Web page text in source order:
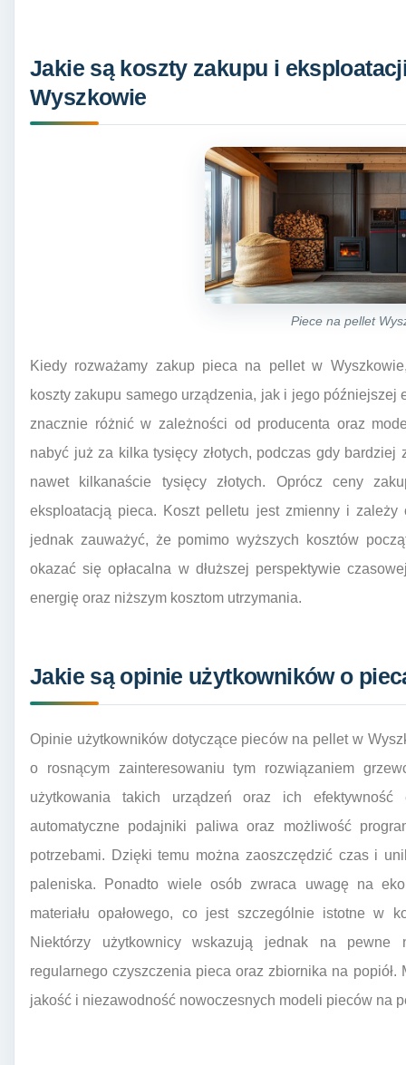
Jakie są koszty zakupu i
Wyszkowie
Piece na pellet
Kiedy rozważamy zakup pieca na pellet w
koszty zakupu samego urządzenia, jak i jego
znacznie różnić w zależności od producenta oraz
nabyć już za kilka tysięcy złotych, podczas gdy
nawet kilkanaście tysięcy złotych. Oprócz ceny
eksploatacją pieca. Koszt pelletu jest zmienny i
jednak zauważyć, że pomimo wyższych kosztów
okazać się opłacalna w dłuższej perspektywie
energię oraz niższym kosztom utrzymania.
Jakie są opinie użytkowników o
Opinie użytkowników dotyczące pieców na pellet w
o rosnącym zainteresowaniu tym rozwiązaniem
użytkowania takich urządzeń oraz ich efektywność
automatyczne podajniki paliwa oraz możliwość
potrzebami. Dzięki temu można zaoszczędzić czas i
paleniska. Ponadto wiele osób zwraca uwagę na
materiału opałowego, co jest szczególnie istotne w
Niektórzy użytkownicy wskazują jednak na pewne
regularnego czyszczenia pieca oraz zbiornika na
jakość i niezawodność nowoczesnych modeli pieców na